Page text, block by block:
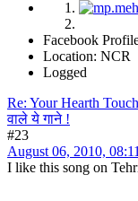
Facebook
Location: NCR
Logged
Re: Your Hearth
वाले ये गाने !
#23
August 06, 2010,
I like this song on